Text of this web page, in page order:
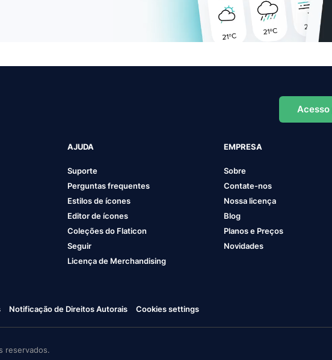
AJUDA
Suporte
Perguntas frequentes
Estilos de ícones
Editor de ícones
Coleções do Flaticon
Seguir
Licença de Merchandising
EMPRESA
Sobre
Contate-nos
Nossa licença
Blog
Planos e Preços
Novidades
Notificação de Direitos Autorais Cookies settings
reservados.